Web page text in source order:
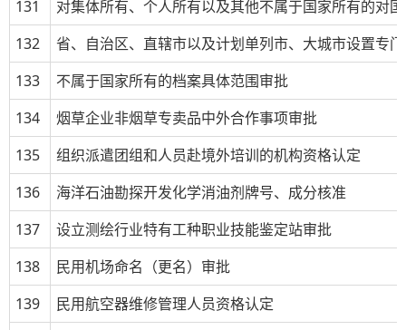
131
对集体所有、个人所有以及其他不属于国家所有的对
132
省、自治区、直辖市以及计划单列市、大城市设置专
133
不属于国家所有的档案具体范围审批
134
烟草企业非烟草专卖品中外合作事项审批
135
组织派遣团组和人员赴境外培训的机构资格认定
136
海洋石油勘探开发化学消油剂牌号、成分核准
137
设立测绘行业特有工种职业技能鉴定站审批
138
民用机场命名（更名）审批
139
民用航空器维修管理人员资格认定